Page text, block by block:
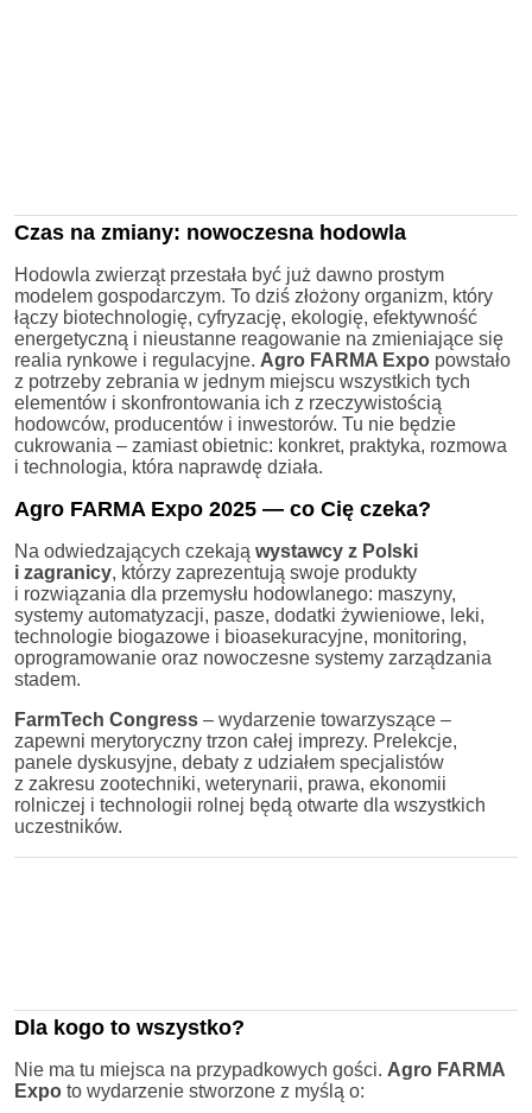
Czas na zmiany: nowoczesna hodowla
Hodowla zwierząt przestała być już dawno prostym
modelem gospodarczym. To dziś złożony organizm, który
łączy biotechnologię, cyfryzację, ekologię, efektywność
energetyczną i nieustanne reagowanie na zmieniające się
realia rynkowe i regulacyjne. Agro FARMA Expo powstało
z potrzeby zebrania w jednym miejscu wszystkich tych
elementów i skonfrontowania ich z rzeczywistością
hodowców, producentów i inwestorów. Tu nie będzie
cukrowania – zamiast obietnic: konkret, praktyka, rozmowa
i technologia, która naprawdę działa.
Agro FARMA Expo 2025 — co Cię czeka?
Na odwiedzających czekają wystawcy z Polski
i zagranicy, którzy zaprezentują swoje produkty
i rozwiązania dla przemysłu hodowlanego: maszyny,
systemy automatyzacji, pasze, dodatki żywieniowe, leki,
technologie biogazowe i bioasekuracyjne, monitoring,
oprogramowanie oraz nowoczesne systemy zarządzania
stadem.
FarmTech Congress – wydarzenie towarzyszące –
zapewni merytoryczny trzon całej imprezy. Prelekcje,
panele dyskusyjne, debaty z udziałem specjalistów
z zakresu zootechniki, weterynarii, prawa, ekonomii
rolniczej i technologii rolnej będą otwarte dla wszystkich
uczestników.
Dla kogo to wszystko?
Nie ma tu miejsca na przypadkowych gości. Agro FARMA
Expo to wydarzenie stworzone z myślą o: